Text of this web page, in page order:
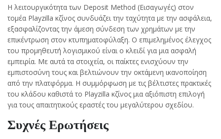
Η λειτουργικότητα των Deposit Method (Εισαγωγές) στον
τομέα Playzilla κζίνος συνδυάζει την ταχύτητα με την ασφάλεια,
εξασφαλίζοντας την άμεση σύνδεση των χρημάτων με την
επικέντρωση στον κτυπηματοφύλαξη. Ο επιμελημένος έλεγχος
του προμηθευτή λογισμικού είναι ο κλειδί για μια ασφαλή
εμπειρία. Με αυτά τα στοιχεία, οι παίκτες ενισχύουν την
εμπιστοσύνη τους και βελτιώνουν την οκτάμενη ικανοποίηση
από την πλατφόρμα. Η συμμόρφωση με τις βέλτιστες πρακτικές
του κλάδου καθιστά το Playzilla κζίνος μια αξιόπιστη επιλογή
για τους απαιτητικούς εραστές του μεγαλύτερου σχεδίου.
Συχνές Ερωτήσεις